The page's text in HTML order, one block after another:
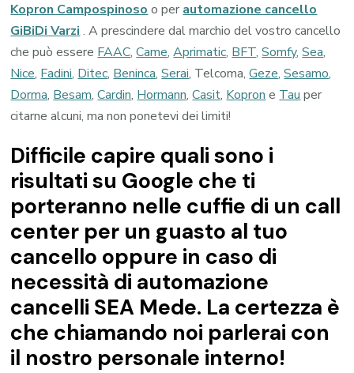
Kopron Campospinoso o per automazione cancello
GiBiDi Varzi . A prescindere dal marchio del vostro cancello
che può essere FAAC,Came,Aprimatic, BFT,Somfy,Sea,
Nice, Fadini, Ditec, Beninca,Serai, Telcoma,Geze,Sesamo,
Dorma, Besam,Cardin, Hormann,Casit, Kopron e Tau per
citarne alcuni, ma non ponetevi dei limiti!
Difficile capire quali sono i
risultati su Google che ti
porteranno nelle cuffie di un call
center per un guasto al tuo
cancello oppure in caso di
necessità di automazione
cancelli SEA Mede. La certezza è
che chiamando noi parlerai con
il nostro personale interno!